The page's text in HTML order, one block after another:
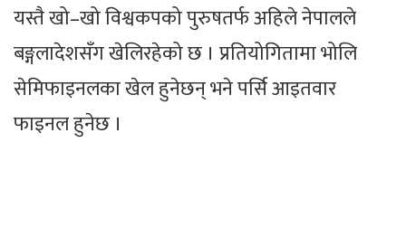
यस्तै खो–खो विश्वकपको पुरुषतर्फ अहिले नेपालले
बङ्गलादेशसँग खेलिरहेको छ । प्रतियोगितामा भोलि
सेमिफाइनलका खेल हुनेछन् भने पर्सि आइतवार
फाइनल हुनेछ ।